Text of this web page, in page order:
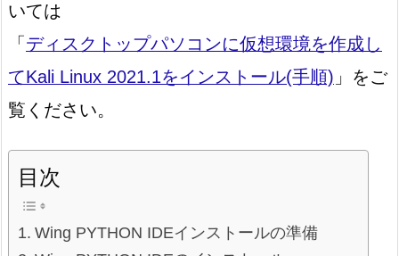
いては
「 ディスクトップパソコンに仮想環境を作成し
てKali Linux 2021.1をインストール(手順) 」をご
覧ください。
目次
Wing PYTHON IDEインストールの準備